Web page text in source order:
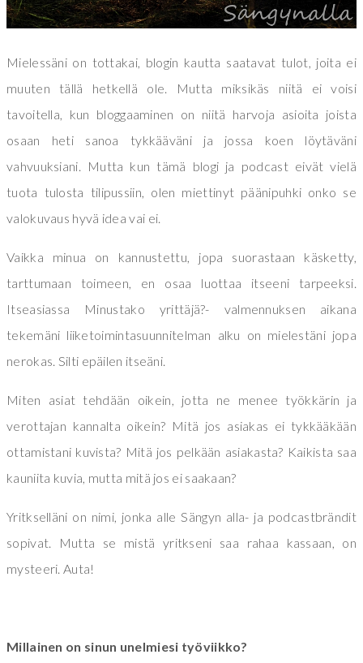
Mielessäni on tottakai, blogin kautta saatavat tulot, joita ei
muuten tällä hetkellä ole. Mutta miksikäs niitä ei voisi
tavoitella, kun bloggaaminen on niitä harvoja asioita joista
osaan heti sanoa tykkääväni ja jossa koen löytäväni
vahvuuksiani. Mutta kun tämä blogi ja podcast eivät vielä
tuota tulosta tilipussiin, olen miettinyt päänipuhki onko se
valokuvaus hyvä idea vai ei.
Vaikka minua on kannustettu, jopa suorastaan käsketty,
tarttumaan toimeen, en osaa luottaa itseeni tarpeeksi.
Itseasiassa Minustako yrittäjä?- valmennuksen aikana
tekemäni liiketoimintasuunnitelman alku on mielestäni jopa
nerokas. Silti epäilen itseäni.
Miten asiat tehdään oikein, jotta ne menee työkkärin ja
verottajan kannalta oikein? Mitä jos asiakas ei tykkääkään
ottamistani kuvista? Mitä jos pelkään asiakasta? Kaikista saa
kauniita kuvia, mutta mitä jos ei saakaan?
Yritkselläni on nimi, jonka alle Sängyn alla- ja podcastbrändit
sopivat. Mutta se mistä yritkseni saa rahaa kassaan, on
mysteeri. Auta!
Millainen on sinun unelmiesi työviikko?